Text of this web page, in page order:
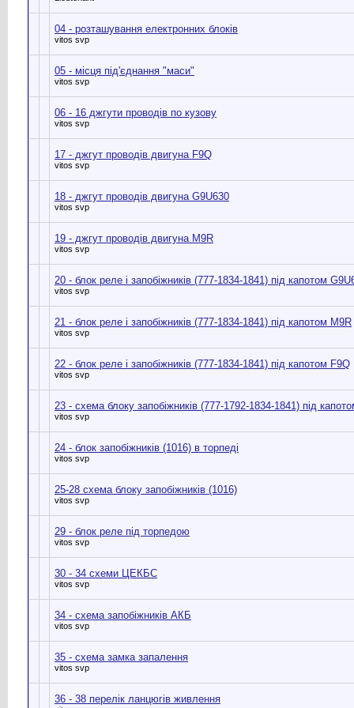
04 - розташування електронних блоків
vitos svp
05 - місця під'єднання "маси"
vitos svp
06 - 16 джгути проводів по кузову
vitos svp
17 - джгут проводів двигуна F9Q
vitos svp
18 - джгут проводів двигуна G9U630
vitos svp
19 - джгут проводів двигуна M9R
vitos svp
20 - блок реле і запобіжників (777-1834-1841) під капотом
vitos svp
21 - блок реле і запобіжників (777-1834-1841) під капотом M9R
vitos svp
22 - блок реле і запобіжників (777-1834-1841) під капотом F9Q
vitos svp
23 - схема блоку запобіжників (777-1792-1834-1841) під
vitos svp
24 - блок запобіжників (1016) в торпеді
vitos svp
25-28 схема блоку запобіжників (1016)
vitos svp
29 - блок реле під торпедою
vitos svp
30 - 34 схеми ЦЕКБС
vitos svp
34 - схема запобіжників АКБ
vitos svp
35 - схема замка запалення
vitos svp
36 - 38 перелік ланцюгів живлення